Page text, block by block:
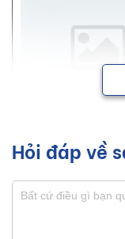
Hỏi đáp về